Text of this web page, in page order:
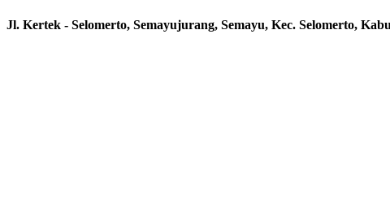
Jl. Kertek - Selomerto, Semayujurang, Semayu, Kec. Selomerto,